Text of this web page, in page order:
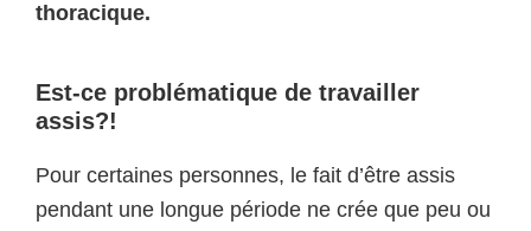
thoracique.
Est-ce problématique de travailler
assis?!
Pour certaines personnes, le fait d’être assis
pendant une longue période ne crée que peu ou